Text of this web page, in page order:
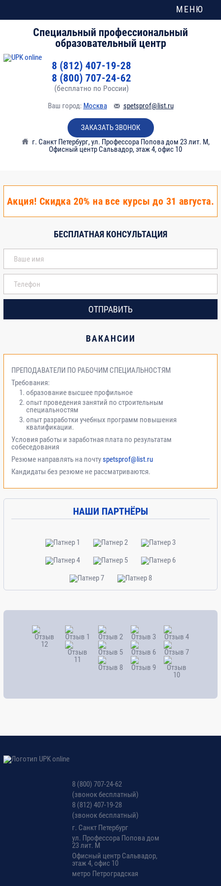
Специальный профессиональный
образовательный центр
8 (812) 407-19-28
8 (800) 707-24-62
(бесплатно по России)
Ваш город: Москва spetsprof@list.ru
ЗАКАЗАТЬ ЗВОНОК
г. Санкт Петербург,ул. Профессора Попова дом 23 лит. М,
Офисный центр Сальвадор, этаж 4, офис 10
МЕНЮ
Акция! Скидка 20% на все курсы до 31 августа.
БЕСПЛАТНАЯ КОНСУЛЬТАЦИЯ
ОТПРАВИТЬ
ВАКАНСИИ
ПРЕПОДАВАТЕЛИ ПО РАБОЧИМ СПЕЦИАЛЬНОСТЯМ
Требования:
образование высшее профильное
опыт проведения занятий по строительным
специальностям
опыт разработки учебных программ повышения
квалификации.
Условия работы и заработная плата по результатам
собеседования
Резюме направлять на почтуspetsprof@list.ru
Кандидаты без резюме не рассматриваются.
НАШИ ПАРТНЁРЫ
8 (800) 707-24-62
(звонок бесплатный)
8 (812) 407-19-28
(звонок бесплатный)
г. Санкт Петербург
ул. Профессора Попова дом
23 лит. М
Офисный центр Сальвадор,
этаж 4, офис 10
метро Петроградская